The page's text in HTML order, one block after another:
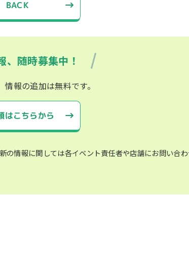
BACK
、随時募集中！
報の追加は無料です。
はこちらから
情報に関しては各イベント責任者や店舗にお問い合わ